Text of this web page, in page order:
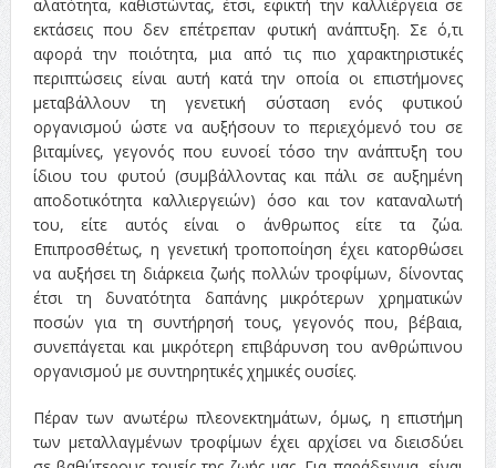
αλατότητα, καθιστώντας, έτσι, εφικτή την καλλιέργεια σε
εκτάσεις που δεν επέτρεπαν φυτική ανάπτυξη. Σε ό,τι
αφορά την ποιότητα, μια από τις πιο χαρακτηριστικές
περιπτώσεις είναι αυτή κατά την οποία οι επιστήμονες
μεταβάλλουν τη γενετική σύσταση ενός φυτικού
οργανισμού ώστε να αυξήσουν το περιεχόμενό του σε
βιταμίνες, γεγονός που ευνοεί τόσο την ανάπτυξη του
ίδιου του φυτού (συμβάλλοντας και πάλι σε αυξημένη
αποδοτικότητα καλλιεργειών) όσο και τον καταναλωτή
του, είτε αυτός είναι ο άνθρωπος είτε τα ζώα.
Επιπροσθέτως, η γενετική τροποποίηση έχει κατορθώσει
να αυξήσει τη διάρκεια ζωής πολλών τροφίμων, δίνοντας
έτσι τη δυνατότητα δαπάνης μικρότερων χρηματικών
ποσών για τη συντήρησή τους, γεγονός που, βέβαια,
συνεπάγεται και μικρότερη επιβάρυνση του ανθρώπινου
οργανισμού με συντηρητικές χημικές ουσίες.
Πέραν των ανωτέρω πλεονεκτημάτων, όμως, η επιστήμη
των μεταλλαγμένων τροφίμων έχει αρχίσει να διεισδύει